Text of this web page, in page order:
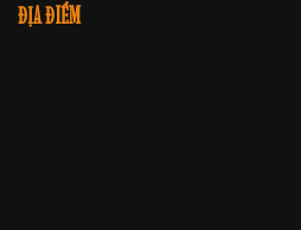
ĐỊA ĐIỂM